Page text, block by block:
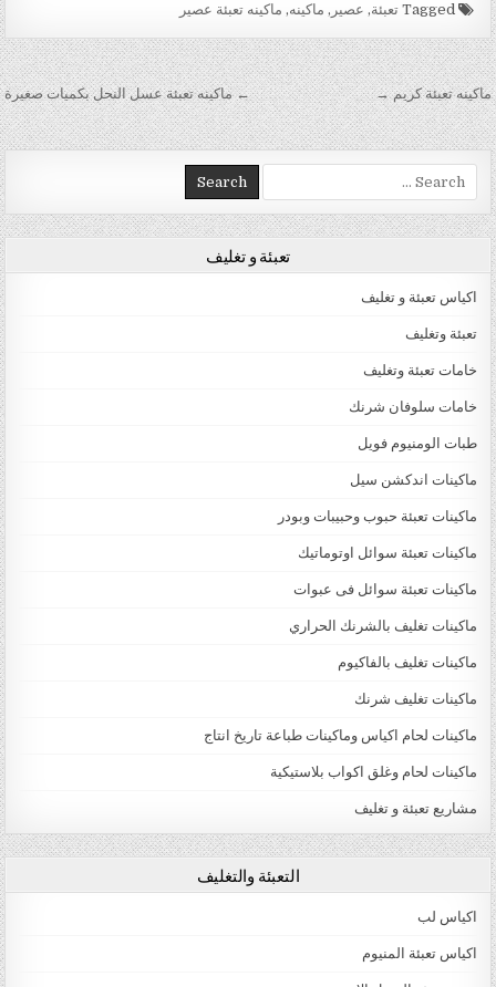
Tagged تعبئة, عصير , ماكينه, ماكينه تعبئة عصير
تصفّح المقالات ← ماكينه تعبئة عسل النحل بكميات صغيرة ماكينه تعبئة كريم →
Search for:
تعبئة و تغليف
اكياس تعبئة و تغليف
تعبئة وتغليف
خامات تعبئة وتغليف
خامات سلوفان شرنك
طبات الومنيوم فويل
ماكينات اندكشن سيل
ماكينات تعبئة حبوب وحبيبات وبودر
ماكينات تعبئة سوائل اوتوماتيك
ماكينات تعبئة سوائل فى عبوات
ماكينات تغليف بالشرنك الحراري
ماكينات تغليف بالفاكيوم
ماكينات تغليف شرنك
ماكينات لحام اكياس وماكينات طباعة تاريخ انتاج
ماكينات لحام وغلق اكواب بلاستيكية
مشاريع تعبئة و تغليف
التعبئة والتغليف
اكياس لب
اكياس تعبئة المنيوم